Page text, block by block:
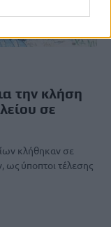
την κλήση
σε
κλήθηκαν σε
ως ύποπτοι τέλεσης